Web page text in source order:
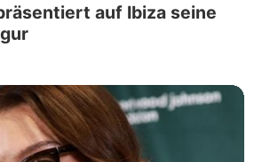
auf Ibiza seine